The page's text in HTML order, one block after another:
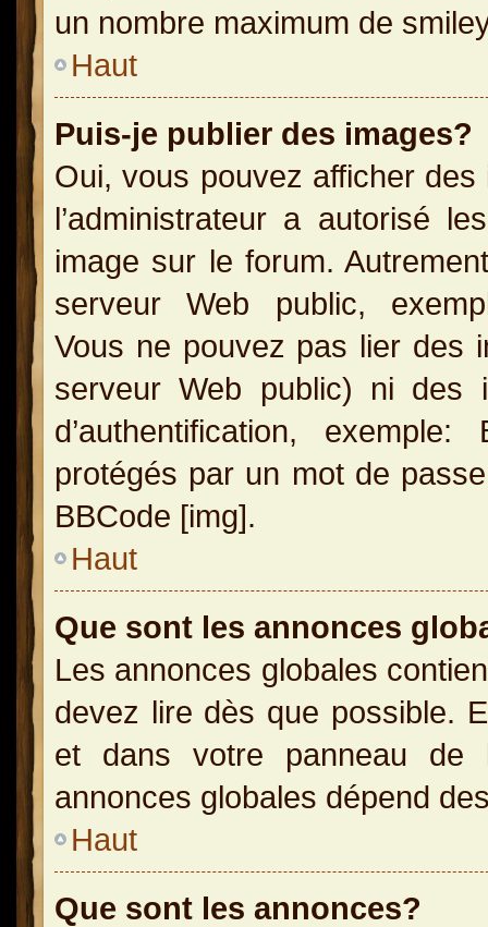
un nombre maximum de
Haut
Puis-je publier des images?
Oui, vous pouvez afficher
l’administrateur a autorisé
image sur le forum.
serveur Web public,
Vous ne pouvez pas lier des
serveur Web public) ni des
d’authentification,
protégés par un mot de
BBCode [img].
Haut
Que sont les annonces
Les annonces globales
devez lire dès que possible.
et dans votre panneau de
annonces globales dépend
Haut
Que sont les annonces?